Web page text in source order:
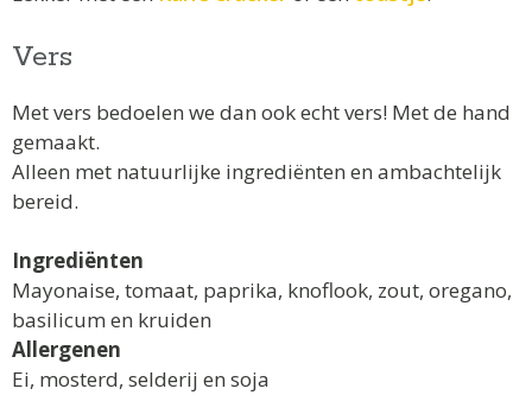
Vers
Met vers bedoelen we dan ook echt vers! Met de hand
gemaakt.
Alleen met natuurlijke ingrediënten en ambachtelijk
bereid.
Ingrediënten
Mayonaise, tomaat, paprika, knoflook, zout, oregano,
basilicum en kruiden
Allergenen
Ei, mosterd, selderij en soja